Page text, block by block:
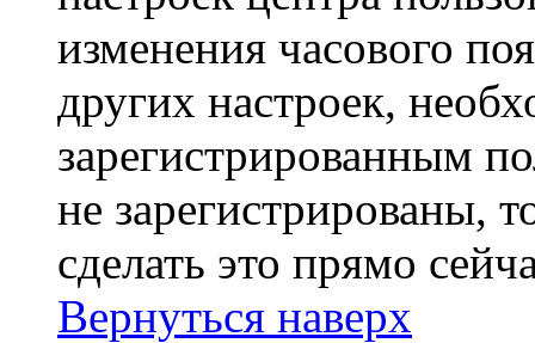
изменения часового
других настроек,
зарегистрированным
не зарегистрированы,
сделать это прямо
Вернуться наверх